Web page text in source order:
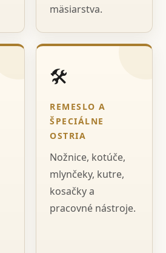
mäsiarstva.
🛠️
REMESLO A
ŠPECIÁLNE
OSTRIA
Nožnice, kotúče,
mlynčeky, kutre,
kosačky a
pracovné nástroje.